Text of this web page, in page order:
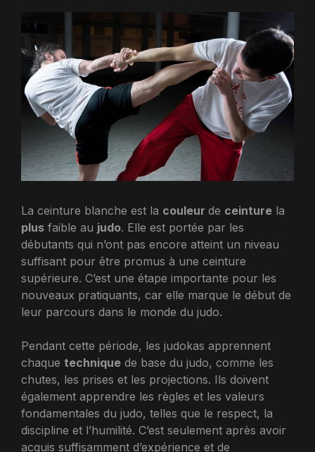
La ceinture blanche est la couleur de ceinture la
plus faible au judo. Elle est portée par les
débutants qui n’ont pas encore atteint un niveau
suffisant pour être promus à une ceinture
supérieure. C’est une étape importante pour les
nouveaux pratiquants, car elle marque le début de
leur parcours dans le monde du judo.
Pendant cette période, les judokas apprennent
chaque technique de base du judo, comme les
chutes, les prises et les projections. Ils doivent
également apprendre les règles et les valeurs
fondamentales du judo, telles que le respect, la
discipline et l’humilité. C’est seulement après avoir
acquis suffisamment d’expérience et de